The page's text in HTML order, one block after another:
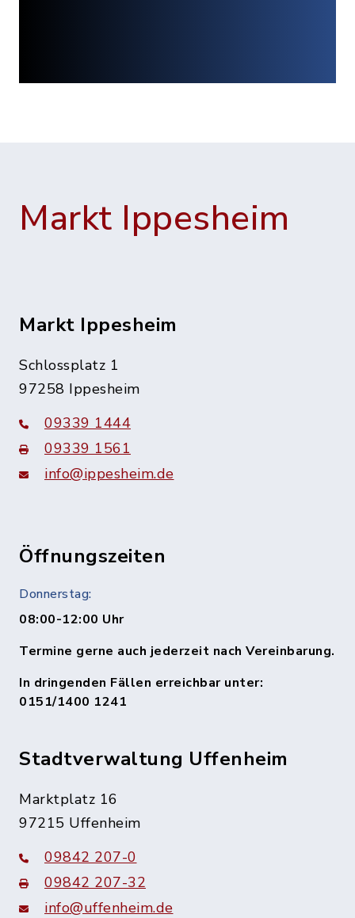
Markt Ippesheim
Markt Ippesheim
Schlossplatz 1
97258 Ippesheim
09339 1444
09339 1561
info@ippesheim.de
Öffnungszeiten
Donnerstag:
08:00-12:00 Uhr
Termine gerne auch jederzeit nach Vereinbarung.
In dringenden Fällen erreichbar unter:
0151/1400 1241
Stadtverwaltung Uffenheim
Marktplatz 16
97215 Uffenheim
09842 207-0
09842 207-32
info@uffenheim.de